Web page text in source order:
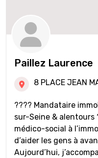
Paillez Laurence
8 PLACE JEAN
???? Mandataire
sur-Seine & alentours ???? De l’accompagnement
médico-social à
d’aider les gens à
Aujourd’hui,